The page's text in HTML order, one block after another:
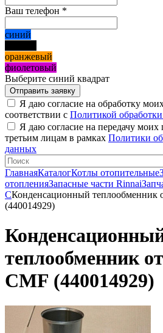
Ваш телефон *
синий
оранжевый
фиолетовый
Выберите синий квадрат
Я даю согласие на обработку
соответствии с Политикой
Я даю согласие на передачу
третьим лицам в рамках Политики
данных
ГлавнаяКаталогКотлы отопительные
отопленияЗапасные части Rinnai
CКонденсационный теплообменник
(440014929)
теплообменник
CMF (440014929)